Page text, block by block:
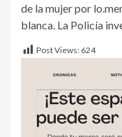
de la mujer por
blanca. La Policía
Post Views: 624